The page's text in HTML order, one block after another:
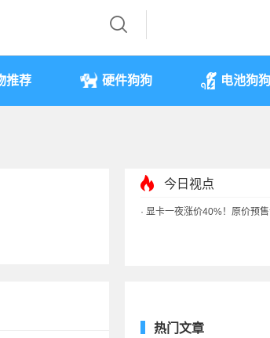
推荐 硬件狗狗 电池狗狗
今日视点
显卡一夜涨价40%！原价预
热门文章